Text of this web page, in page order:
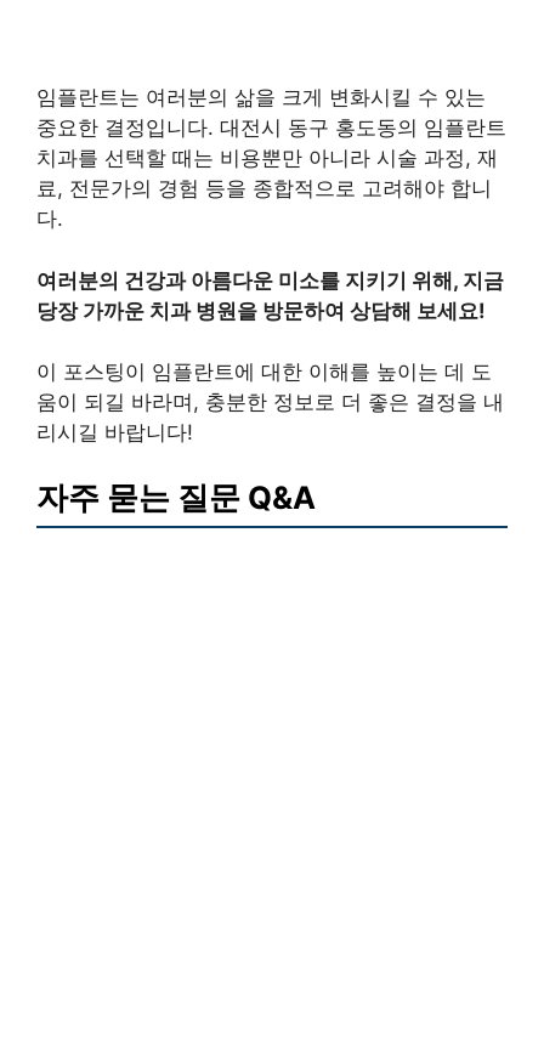
임플란트는 여러분의 삶을 크게 변화시킬 수 있는
중요한 결정입니다. 대전시 동구 홍도동의 임플란트
치과를 선택할 때는 비용뿐만 아니라 시술 과정, 재
료, 전문가의 경험 등을 종합적으로 고려해야 합니
다.
여러분의 건강과 아름다운 미소를 지키기 위해, 지금
당장 가까운 치과 병원을 방문하여 상담해 보세요!
이 포스팅이 임플란트에 대한 이해를 높이는 데 도
움이 되길 바라며, 충분한 정보로 더 좋은 결정을 내
리시길 바랍니다!
자주 묻는 질문 Q&A